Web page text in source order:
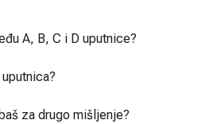
A, B, C i D uputnice?
za drugo mišljenje?